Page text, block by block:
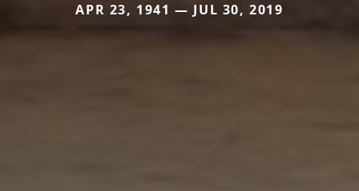
APR 23, 1941 — JUL 30, 2019